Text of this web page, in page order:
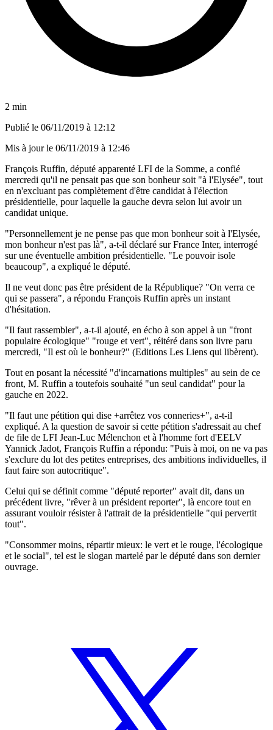
2 min
Publié le 06/11/2019 à 12:12
Mis à jour le 06/11/2019 à 12:46
François Ruffin, député apparenté LFI de la Somme, a confié
mercredi qu'il ne pensait pas que son bonheur soit "à l'Elysée", tout
en n'excluant pas complètement d'être candidat à l'élection
présidentielle, pour laquelle la gauche devra selon lui avoir un
candidat unique.
"Personnellement je ne pense pas que mon bonheur soit à l'Elysée,
mon bonheur n'est pas là", a-t-il déclaré sur France Inter, interrogé
sur une éventuelle ambition présidentielle. "Le pouvoir isole
beaucoup", a expliqué le député.
Il ne veut donc pas être président de la République? "On verra ce
qui se passera", a répondu François Ruffin après un instant
d'hésitation.
"Il faut rassembler", a-t-il ajouté, en écho à son appel à un "front
populaire écologique" "rouge et vert", réitéré dans son livre paru
mercredi, "Il est où le bonheur?" (Editions Les Liens qui libèrent).
Tout en posant la nécessité "d'incarnations multiples" au sein de ce
front, M. Ruffin a toutefois souhaité "un seul candidat" pour la
gauche en 2022.
"Il faut une pétition qui dise +arrêtez vos conneries+", a-t-il
expliqué. A la question de savoir si cette pétition s'adressait au chef
de file de LFI Jean-Luc Mélenchon et à l'homme fort d'EELV
Yannick Jadot, François Ruffin a répondu: "Puis à moi, on ne va pas
s'exclure du lot des petites entreprises, des ambitions individuelles, il
faut faire son autocritique".
Celui qui se définit comme "député reporter" avait dit, dans un
précédent livre, "rêver à un président reporter", là encore tout en
assurant vouloir résister à l'attrait de la présidentielle "qui pervertit
tout".
"Consommer moins, répartir mieux: le vert et le rouge, l'écologique
et le social", tel est le slogan martelé par le député dans son dernier
ouvrage.